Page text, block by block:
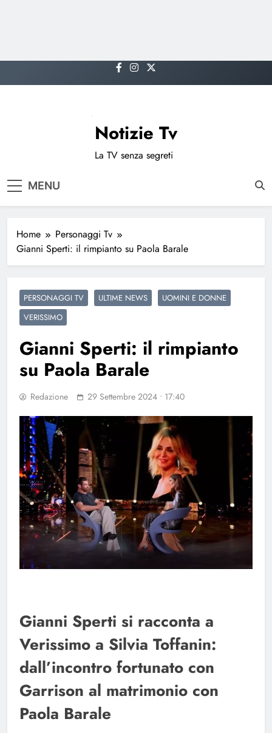
to
Notizie Tv
La TV senza segreti
MENU
Home
Personaggi Tv
Gianni Sperti: il rimpianto su Paola Barale
PERSONAGGI TV ULTIME NEWS
UOMINI E DONNE
VERISSIMO
Gianni Sperti: il rimpianto
su Paola Barale
Redazione 29 Settembre 2024 • 17:40
Gianni Sperti si racconta a
Verissimo a Silvia Toffanin:
dall’incontro fortunato con
Garrison al matrimonio con
Paola Barale